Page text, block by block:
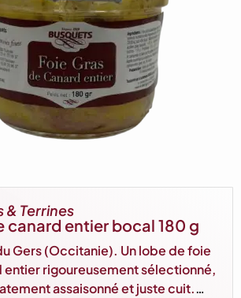
& Terrines
canard entier bocal 180 g
Gers (Occitanie). Un lobe de foie
entier rigoureusement sélectionné,
assaisonné et juste cuit.